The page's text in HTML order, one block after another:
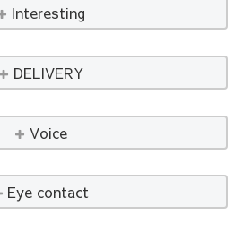
Interesting
DELIVERY
Voice
Eye contact